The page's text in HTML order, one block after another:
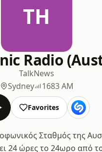
TH
Radio
TalkNews
Sydney
1683 AM
Favorites
Σταθμός της
24 ώρες το 24ωρο από